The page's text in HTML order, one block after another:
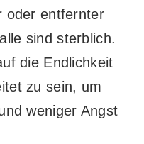
oder entfernter
sind sterblich.
die Endlichkeit
zu sein, um
weniger Angst